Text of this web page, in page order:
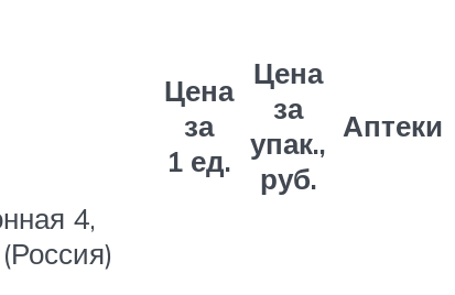
Цена
за
1 ед.
Цена
за
упак.,
руб.
Аптеки
4,